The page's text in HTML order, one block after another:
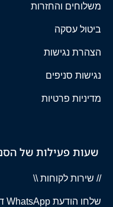
משלוחים והחזרות
ביטול עסקה
הצהרת נגישות
נגישות סניפים
מדיניות פרטיות
שעות פעילות של
// שירות לקוחות \\
שלחו הודעת WhatsApp דרך האתר